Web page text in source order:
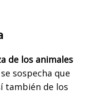
de los animales
sospecha que
también de los